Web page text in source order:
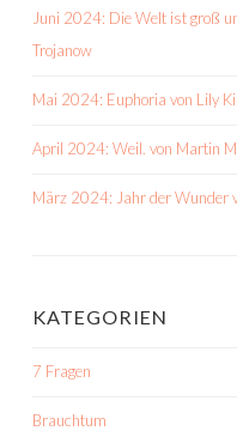
Juni 2024: Die Welt ist groß
Trojanow
Mai 2024: Euphoria von Lily
April 2024: Weil. von Martin
März 2024: Jahr der Wunder
KATEGORIEN
7 Fragen
Brauchtum